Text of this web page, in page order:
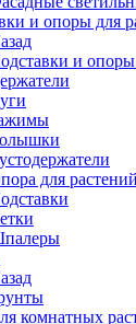
и опоры для
и опоры
для растений
комнатных